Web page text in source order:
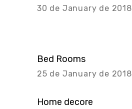
30 de January de 2018
Bed Rooms
25 de January de 2018
Home decore